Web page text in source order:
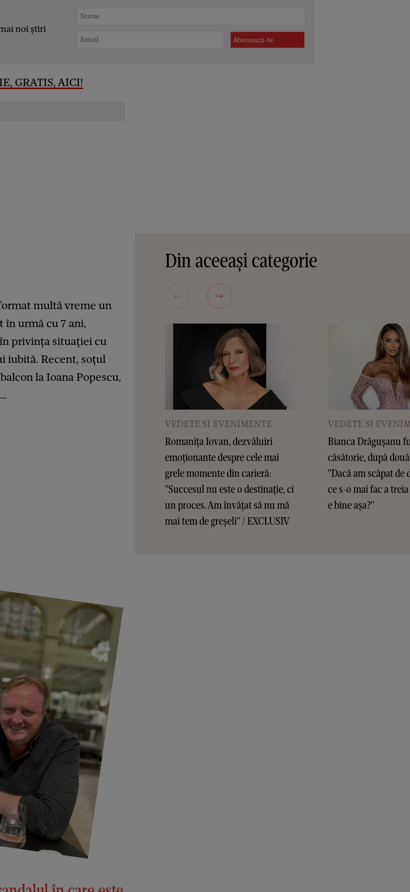
noi știri
GRATIS, AICI!
multă vreme un
în urmă cu 7 ani,
privința situației cu
iubită. Recent, soțul
la Ioana Popescu,
Din aceeași categorie
VEDETE SI EVENIMENTE
Romanița Iovan, dezvăluiri
emoționante despre cele mai
grele momente din carieră:
"Succesul nu este o destinație, ci
un proces. Am învățat să nu mă
mai tem de greșeli" / EXCLUSIV
VEDETE SI
Bianca Drăgușanu
căsătorie, după
"Dacă am scăpat de
ce s-o mai fac a
e bine așa?"